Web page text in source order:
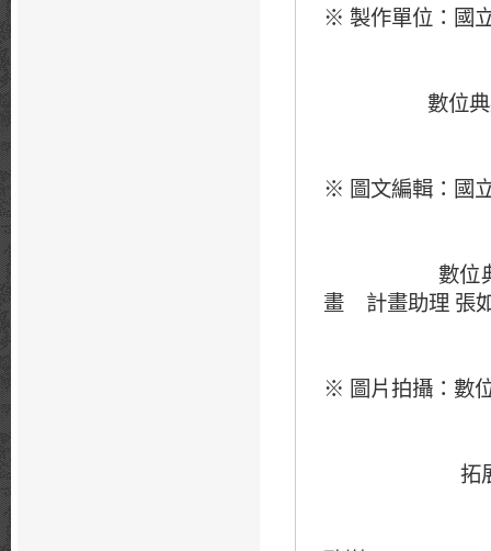
※ 製作單位：國
數位典藏與
※ 圖文編輯：國
數位典藏與
畫 計畫助理 張
※ 圖片拍攝：數
拓展台灣